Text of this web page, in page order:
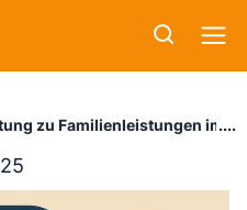
zu Familienleistungen im